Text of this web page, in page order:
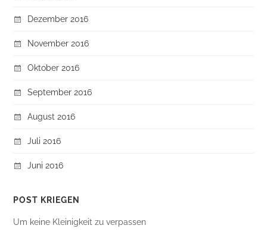
Dezember 2016
November 2016
Oktober 2016
September 2016
August 2016
Juli 2016
Juni 2016
POST KRIEGEN
Um keine Kleinigkeit zu verpassen